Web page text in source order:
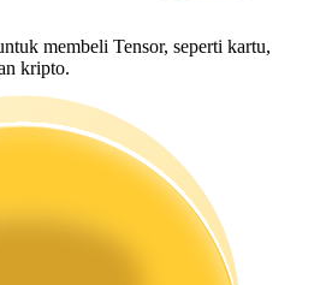
akses instan
membeli Tensor, seperti kartu,
kripto.